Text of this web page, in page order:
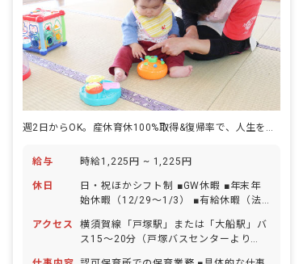
週2日からOK。産休育休100%取得&復帰率で、人生を優先できる
給与 時給1,225円 ~ 1,225円
休日
日・祝ほかシフト制 ■GW休暇 ■年末年
始休暇（12/29～1/3） ■有給休暇（法
児休暇（取得率・復帰率ともに100％）
■介護・看護休暇
アクセス
横須賀線「戸塚駅」または「大船駅」バ
ス15～20分（戸塚バスセンターより